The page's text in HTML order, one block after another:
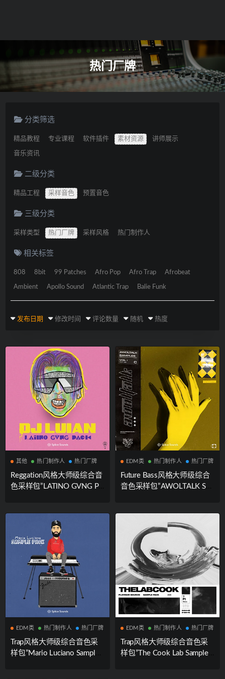
热门厂牌
分类筛选
精品教程 专业课程 软件插件 素材资源 讲师展示
音乐资讯
二级分类
精品工程 采样音色 预置音色
三级分类
采样类型 热门厂牌 采样风格 热门制作人
相关标签
808 8bit 99 Patches Afro Pop Afro Trap Afrobeat
Ambient Apollo Sound Atlantic Trap Balie Funk
发布日期 修改时间 评论数量 随机 热度
其他 热门制作人 热门厂牌
Reggation风格大师级综合音
色采样包”LATINO GVNG Pa
EDM类 热门制作人 热门厂牌
Future Bass风格大师级综合
音色采样包”AWOLTALK Sa
EDM类 热门制作人 热门厂牌
Trap风格大师级综合音色采
样包”Mario Luciano Sample
EDM类 热门制作人 热门厂牌
Trap风格大师级综合音色采
样包”The Cook Lab Sample